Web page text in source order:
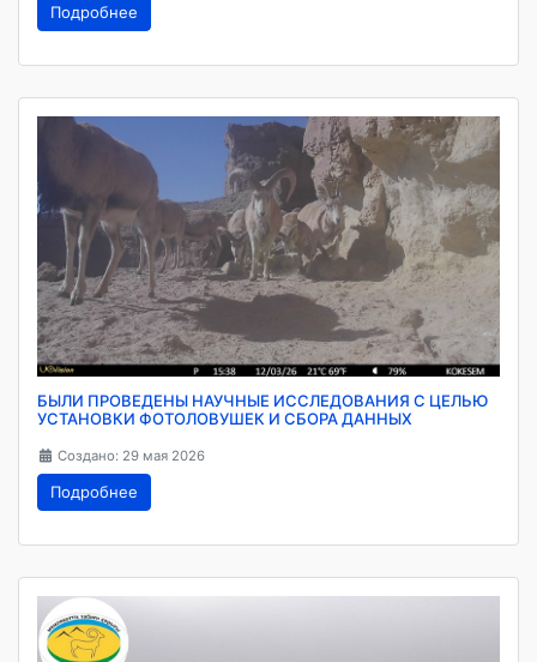
Подробнее
БЫЛИ ПРОВЕДЕНЫ НАУЧНЫЕ ИССЛЕДОВАНИЯ С ЦЕЛЬЮ
УСТАНОВКИ ФОТОЛОВУШЕК И СБОРА ДАННЫХ
Создано: 29 мая 2026
Подробнее